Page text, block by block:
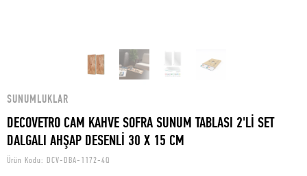
SUNUMLUKLAR
DECOVETRO CAM KAHVE SOFRA SUNUM TABLASI 2'Lİ SET
DALGALI AHŞAP DESENLİ 30 X 15 CM
Ürün Kodu: DCV-DBA-1172-4Q